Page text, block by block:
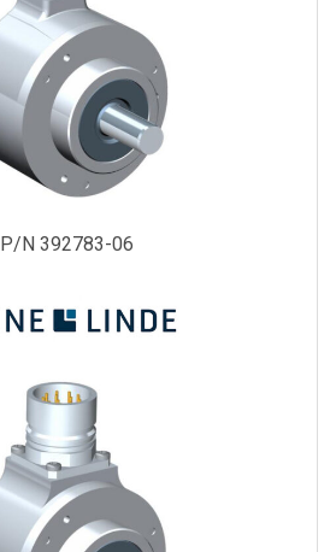
P/N 392783-06